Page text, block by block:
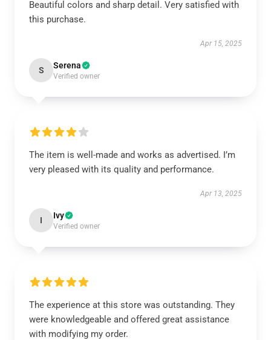
Beautiful colors and sharp detail. Very satisfied with
this purchase.
Apr 15, 2025
S Serena
Verified owner
The item is well-made and works as advertised. I’m
very pleased with its quality and performance.
Apr 13, 2025
I Ivy
Verified owner
The experience at this store was outstanding. They
were knowledgeable and offered great assistance
with modifying my order.